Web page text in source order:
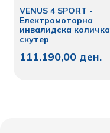
VENUS 4 SPORT -
Електромоторна
инвалидска количка
скутер
111.190,00 ден.